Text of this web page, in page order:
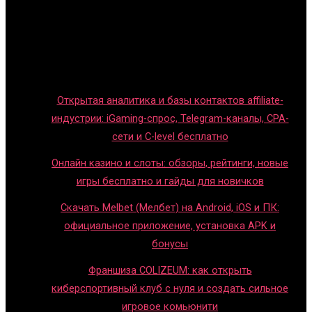
Открытая аналитика и базы контактов affiliate-
индустрии: iGaming-спрос, Telegram-каналы, CPA-
сети и C-level бесплатно
Онлайн казино и слоты: обзоры, рейтинги, новые
игры бесплатно и гайды для новичков
Скачать Melbet (Мелбет) на Android, iOS и ПК:
официальное приложение, установка APK и
бонусы
Франшиза COLIZEUM: как открыть
киберспортивный клуб с нуля и создать сильное
игровое комьюнити